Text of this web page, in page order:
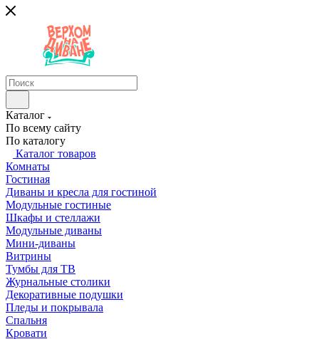
Каталог
По всему сайту
По каталогу
Каталог товаров
Комнаты
Гостиная
Диваны и кресла для гостиной
Модульные гостиные
Шкафы и стеллажи
Модульные диваны
Мини-диваны
Витрины
Тумбы для ТВ
Журнальные столики
Декоративные подушки
Пледы и покрывала
Спальня
Кровати